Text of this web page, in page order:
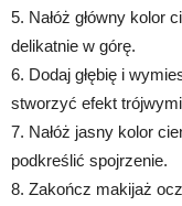
5. Nałóż główny kolor
delikatnie w górę.
6. Dodaj głębię i
stworzyć efekt
7. Nałóż jasny kolor
podkreślić spojrzenie.
8. Zakończ makijaż